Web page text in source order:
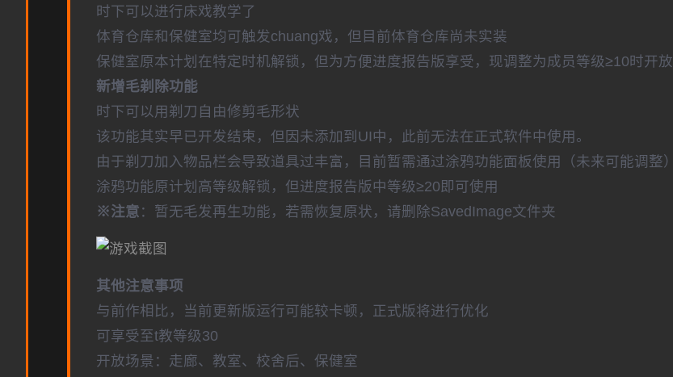
时下可以进行床戏教学了
体育仓库和保健室均可触发chuang戏，但目前体育仓库尚未实装
保健室原本计划在特定时机解锁，但为方便进度报告版享受，现调整为成员等级≥10时开放
新增毛剃除功能
时下可以用剃刀自由修剪毛形状
该功能其实早已开发结束，但因未添加到UI中，此前无法在正式软件中使用。
由于剃刀加入物品栏会导致道具过丰富，目前暂需通过涂鸦功能面板使用（未来可能调整）
涂鸦功能原计划高等级解锁，但进度报告版中等级≥20即可使用
※注意 ：暂无毛发再生功能，若需恢复原状，请删除SavedImage文件夹
其他注意事项
与前作相比，当前更新版运行可能较卡顿，正式版将进行优化
可享受至t教等级30
开放场景：走廊、教室、校舍后、保健室